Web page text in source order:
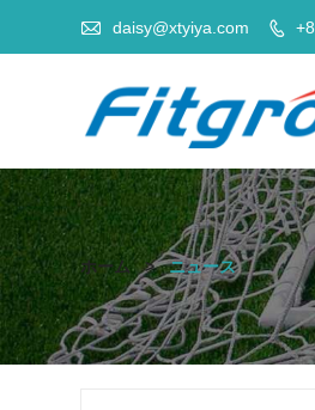
 daisy@xtyiya.com 
ホーム > ニュース